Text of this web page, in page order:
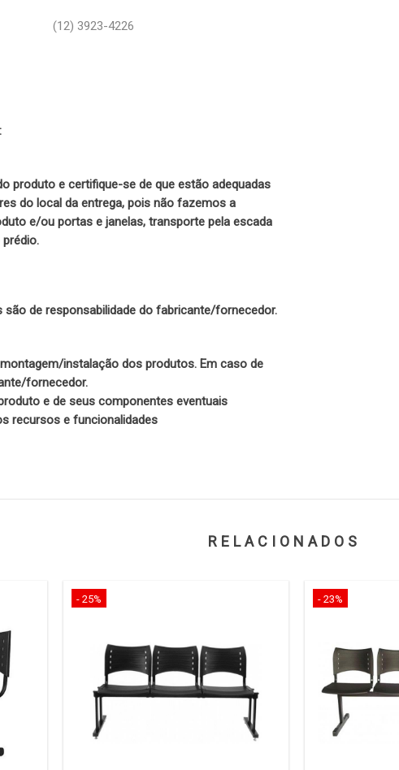
4226
produto e certifique-se de que estão adequadas
do local da entrega, pois não fazemos a
e/ou portas e janelas, transporte pela escada
de responsabilidade do fabricante/fornecedor.
instalação dos produtos. Em caso de
fornecedor.
e de seus componentes eventuais
recursos e funcionalidades
RELACIONADOS
- 25% - 23%